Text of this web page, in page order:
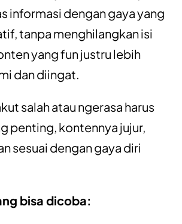
informasi dengan gaya yang
tanpa menghilangkan isi
yang fun justru lebih
dan diingat.
salah atau ngerasa harus
penting, kontennya jujur,
sesuai dengan gaya diri
bisa dicoba: